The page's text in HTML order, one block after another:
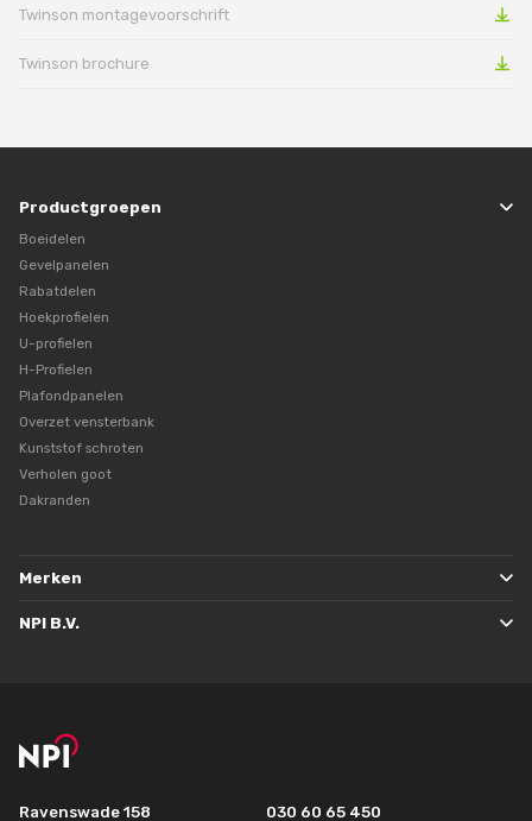
Twinson montagevoorschrift
Twinson brochure
Productgroepen
Boeidelen
Gevelpanelen
Rabatdelen
Hoekprofielen
U-profielen
H-Profielen
Plafondpanelen
Overzet vensterbank
Kunststof schroten
Verholen goot
Dakranden
Merken
NPI B.V.
Ravenswade 158 030 60 65 450